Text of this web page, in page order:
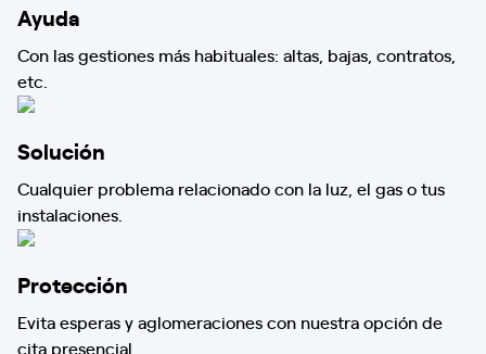
Ayuda
Con las gestiones más habituales: altas, bajas, contratos,
etc.
Solución
Cualquier problema relacionado con la luz, el gas o tus
instalaciones.
Protección
Evita esperas y aglomeraciones con nuestra opción de
cita presencial.